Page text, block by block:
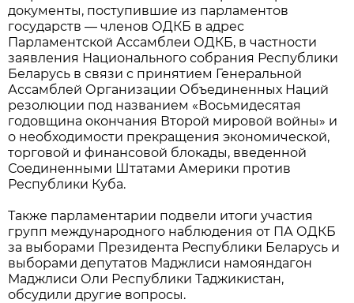
документы, поступившие из парламентов
государств — членов ОДКБ в адрес
Парламентской Ассамблеи ОДКБ, в частности
заявления Национального собрания Республики
Беларусь в связи с принятием Генеральной
Ассамблей Организации Объединенных Наций
резолюции под названием «Восьмидесятая
годовщина окончания Второй мировой войны» и
о необходимости прекращения экономической,
торговой и финансовой блокады, введенной
Соединенными Штатами Америки против
Республики Куба.
Также парламентарии подвели итоги участия
групп международного наблюдения от ПА ОДКБ
за выборами Президента Республики Беларусь и
выборами депутатов Маджлиси намояндагон
Маджлиси Оли Республики Таджикистан,
обсудили другие вопросы.